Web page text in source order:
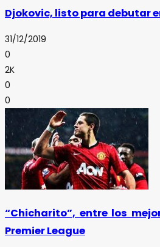
Djokovic, listo para debutar
31/12/2019
0
2K
0
0
“Chicharito”, entre los
Premier League